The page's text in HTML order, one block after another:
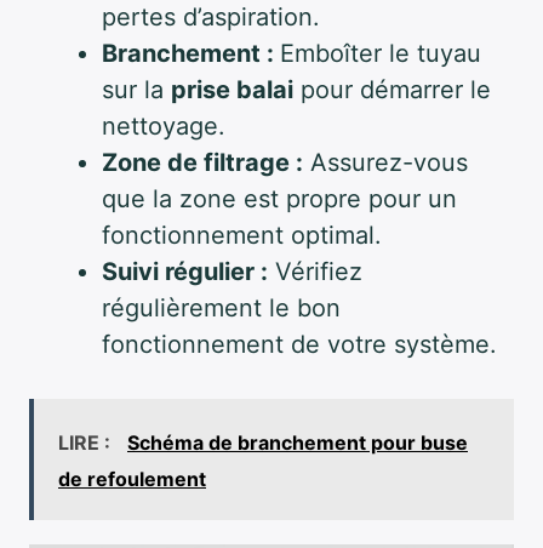
pertes d’aspiration.
Branchement : Emboîter le tuyau
sur la prise balai pour démarrer le
nettoyage.
Zone de filtrage : Assurez-vous
que la zone est propre pour un
fonctionnement optimal.
Suivi régulier : Vérifiez
régulièrement le bon
fonctionnement de votre système.
LIRE :
Schéma de branchement pour buse
de refoulement